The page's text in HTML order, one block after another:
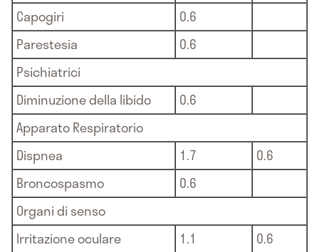
Capogiri
0.6
Parestesia
0.6
Psichiatrici
Diminuzione della libido
0.6
Apparato Respiratorio
Dispnea
1.7
0.6
Broncospasmo
0.6
Organi di senso
Irritazione oculare
1.1
0.6